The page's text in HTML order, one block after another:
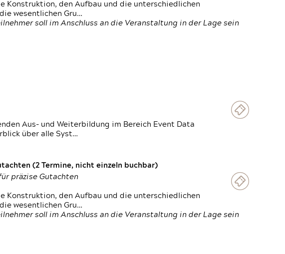
Konstruktion, den Aufbau und die unterschiedlichen
wesentlichen Gru…
soll im Anschluss an die Veranstaltung in der Lage sein
Aus- und Weiterbildung im Bereich Event Data
über alle Syst…
(2 Termine, nicht einzeln buchbar)
präzise Gutachten
Konstruktion, den Aufbau und die unterschiedlichen
wesentlichen Gru…
soll im Anschluss an die Veranstaltung in der Lage sein